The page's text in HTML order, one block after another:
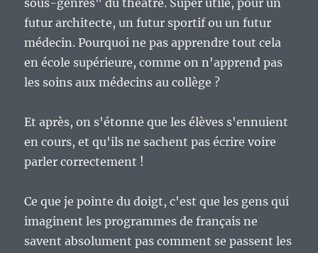
sous-genres" du théâtre. Super utile, pour un
futur architecte, un futur sportif ou un futur
médecin. Pourquoi ne pas apprendre tout cela
en école supérieure, comme on n'apprend pas
les soins aux médecins au collège ?
Et après, on s'étonne que les élèves s'ennuient
en cours, et qu'ils ne sachent pas écrire voire
parler correctement !
Ce que je pointe du doigt, c'est que les gens qui
imaginent les programmes de français ne
savent absolument pas comment se passent les